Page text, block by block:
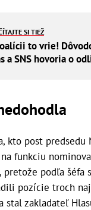
SI TIEŽ
to vrie!
a SNS hovoria o
kto post predsedu
funkciu
pretože podľa šéfa
pozície troch
stal zakladateľ